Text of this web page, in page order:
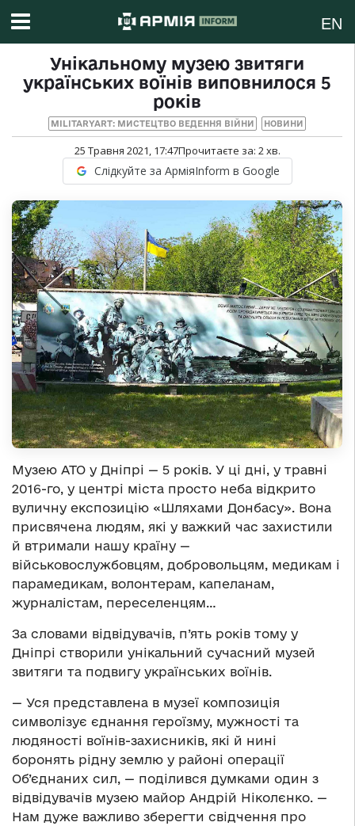
EN
Унікальному музею звитяги
українських воїнів виповнилося 5
років
MILITARYART: МИСТЕЦТВО ВЕДЕННЯ ВІЙНИ НОВИНИ
25 Травня 2021, 17:47Прочитаєте за: 2хв.
Слідкуйте за АрміяInform в Google
Музею АТО у Дніпрі — 5 років. У ці дні, у травні
2016-го, у центрі міста просто неба відкрито
вуличну експозицію «Шляхами Донбасу». Вона
присвячена людям, які у важкий час захистили
й втримали нашу країну —
військовослужбовцям, добровольцям, медикам і
парамедикам, волонтерам, капеланам,
журналістам, переселенцям…
За словами відвідувачів, п’ять років тому у
Дніпрі створили унікальний сучасний музей
звитяги та подвигу українських воїнів.
— Уся представлена в музеї композиція
символізує єднання героїзму, мужності та
людяності воїнів-захисників, які й нині
боронять рідну землю у районі операції
Об’єднаних сил, — поділився думками один з
відвідувачів музею майор Андрій Ніколєнко. —
Нам дуже важливо зберегти свідчення про